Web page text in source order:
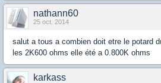
nathann60
25 oct. 2014
salut a tous a combien doit etre le potard
les 2K600 ohms elle été a 0.800K ohms
karkass